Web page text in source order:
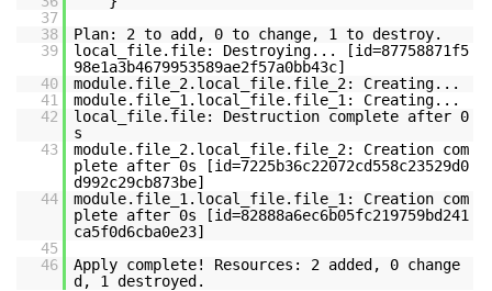
37
38
Plan: 2 to add, 0 to change, 1 to destroy.
39
local_file.file: Destroying... [id=87758871f5
98e1a3b4679953589ae2f57a0bb43c]
40
module.file_2.local_file.file_2: Creating...
41
module.file_1.local_file.file_1: Creating...
42
local_file.file: Destruction complete after 0
s
43
module.file_2.local_file.file_2: Creation com
plete after 0s [id=7225b36c22072cd558c23529d0
d992c29cb873be]
44
module.file_1.local_file.file_1: Creation com
plete after 0s [id=82888a6ec6b05fc219759bd241
ca5f0d6cba0e23]
45
46
Apply complete! Resources: 2 added, 0 change
d, 1 destroyed.